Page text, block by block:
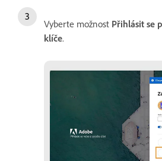
Vyberte možnost Přihlásit se
klíče.